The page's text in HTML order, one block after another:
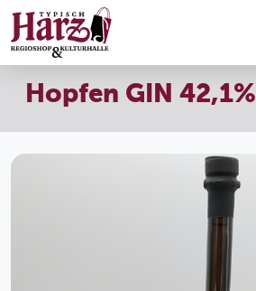
Hopfen GIN 42,1%